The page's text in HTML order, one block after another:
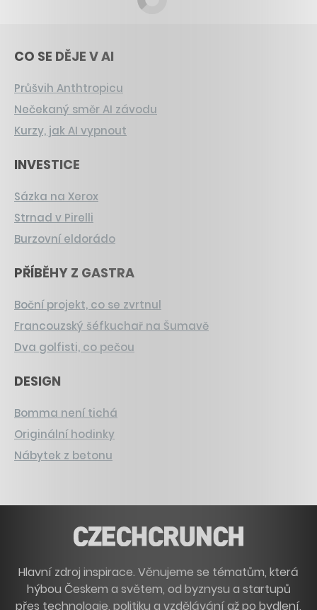
CO SE DĚJE V AI
Průšvih Anthtropicu
Nečekaný směr AI závodu
Kurzy, jak AI vypnout
INVESTICE
Sázka na Xerox
Strnad v Pirelli
Burzovní eldorádo
PŘÍBĚHY Z GASTRA
Boční projekt, co se zvrtnul
Francouzský šéfkuchař na Šumavě
Dva golfisti, co pečou
DESIGN
Bomma není tichá
Originální hodinky
Nábytek z betonu
Hlavní zdroj inspirace. Věnujeme se tématům, která
hýbou Českem a světem, od byznysu a startupů
přes technologie, politiku a vzdělávání až po bydlení,